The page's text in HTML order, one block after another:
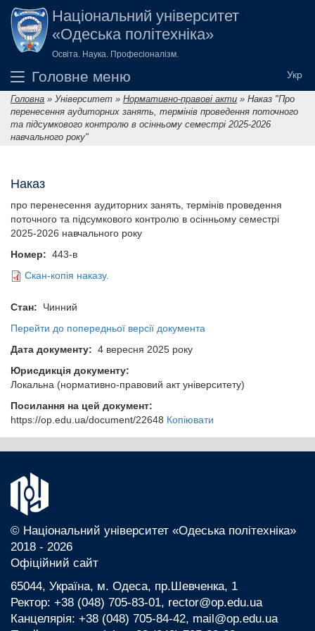
Перейти до основного вмісту
Національний університет
«Одеська політехніка»
Освіта. Наука. Професіоналізм.
Головне меню
Ви є тут
Головна » Університет » Нормативно-правові акти » Наказ "Про
перенесення аудиторних занять, термінів проведення поточного
та підсумкового контролю в осінньому семестрі 2025-2026
навчального року"
Наказ
про перенесення аудиторних занять, термінів проведення
поточного та підсумкового контролю в осінньому семестрі
2025-2026 навчального року
Номер: 443-в
Скан-копія наказу.
Стан: Чинний
Перейти до попередньої версії документа
Дата документу: 4 вересня 2025 року
Юрисдикція документу:
Локальна (нормативно-правовий акт університету)
Посилання на цей документ:
https://op.edu.ua/document/22648 Копіювати
© Національний університет «Одеська політехніка»
2018 - 2026
Офіційний сайт
65044, Україна, м. Одеса, пр.Шевченка, 1
Ректор: +38 (048) 705-83-01, rector@op.edu.ua
Канцелярія: +38 (048) 705-84-42, mail@op.edu.ua